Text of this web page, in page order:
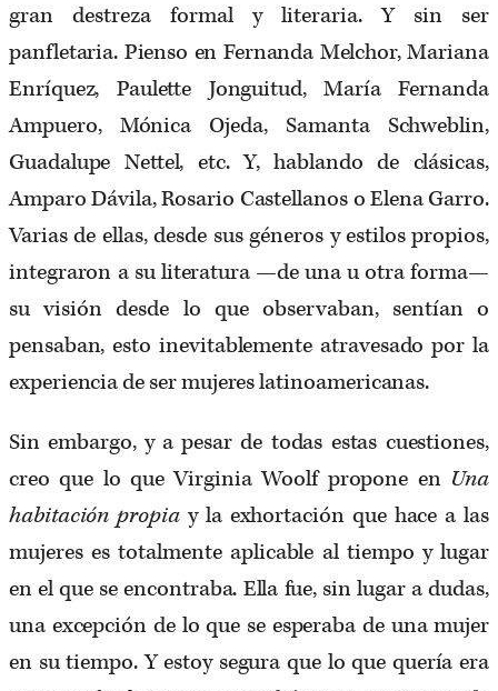
gran destreza formal y literaria. Y sin ser
panfletaria. Pienso en Fernanda Melchor, Mariana
Enríquez, Paulette Jonguitud, María Fernanda
Ampuero, Mónica Ojeda, Samanta Schweblin,
Guadalupe Nettel, etc. Y, hablando de clásicas,
Amparo Dávila, Rosario Castellanos o Elena Garro.
Varias de ellas, desde sus géneros y estilos propios,
integraron a su literatura —de una u otra forma—
su visión desde lo que observaban, sentían o
pensaban, esto inevitablemente atravesado por la
experiencia de ser mujeres latinoamericanas.
Sin embargo, y a pesar de todas estas cuestiones,
creo que lo que Virginia Woolf propone en Una
habitación propiay la exhortación que hace a las
mujeres es totalmente aplicable al tiempo y lugar
en el que se encontraba. Ella fue, sin lugar a dudas,
una excepción de lo que se esperaba de una mujer
en su tiempo. Y estoy segura que lo que quería era